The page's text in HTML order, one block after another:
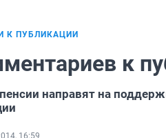
К ПУБЛИКАЦИИ
к
направят на
16:59